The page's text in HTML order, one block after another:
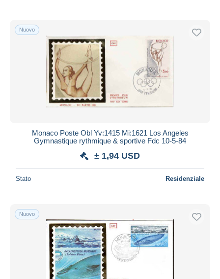
Nuovo
Monaco Poste Obl Yv:1415 Mi:1621 Los Angeles
Gymnastique rythmique & sportive Fdc 10-5-84
± 1,94 USD
Stato Residenziale
Nuovo